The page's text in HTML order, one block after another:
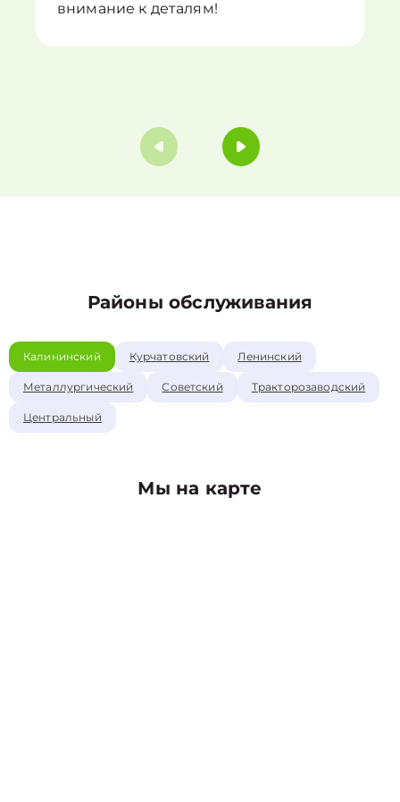
внимание к деталям!
Районы обслуживания
Калининский Курчатовский Ленинский
Металлургический Советский Тракторозаводский
Центральный
Мы на карте